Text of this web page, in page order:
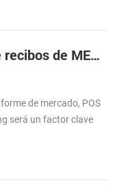
GLOBAL POS IMPRESORA de recibos de MERCADO durante previsión 2016-2020
de mercado, POS
será un factor clave